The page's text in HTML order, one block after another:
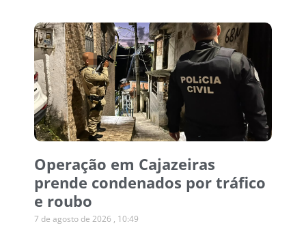
Operação em Cajazeiras
prende condenados por tráfico
e roubo
7 de agosto de 2026 10:49